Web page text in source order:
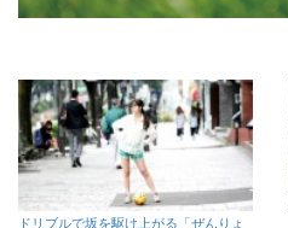
ドリブルで坂を駆け上がる「ぜんりょ